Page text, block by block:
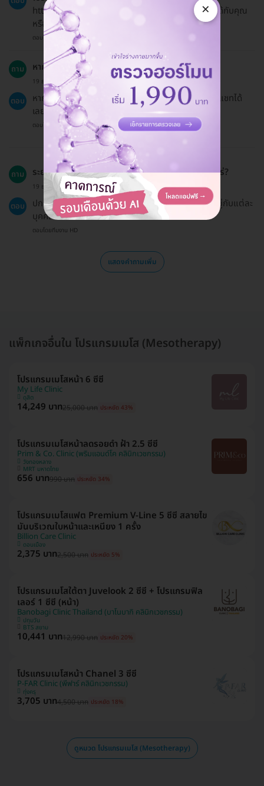
https://hdmall.co.th/c/reward เพื่อดูว่ามีอะไรที่ใช้ได้กับคุณ
หรือไม่
ตอบโดยทีมงาน HD
ถาม หากมีปัญหาหรือข้อสงสัยเพิ่มเติมควรทำอย่างไร?
19 ธ.ค. 2024
ตอบ
หากมีคำถามเพิ่มเติมสามารถติดต่อทีมบริการลูกค้าผ่านแชทได้
เลยค่ะ
ตอบโดยทีมงาน HD
ถาม ระยะเวลาในการฟื้นตัวหลังการฉีดเมโสแฟตนานเท่าไหร่?
19 ธ.ค. 2024
ตอบ
ปกติแล้วจะใช้เวลาในการฟื้นตัวประมาณ 1 สัปดาห์ ขึ้นอยู่กับแต่ละ
บุคคล
ตอบโดยทีมงาน HD
แสดงคำถามเพิ่ม
แพ็กเกจอื่นใน โปรแกรมเมโส (Mesotherapy)
โปรแกรมเมโสหน้า 6 ซีซี
My Life Clinic
ดุสิต
14,249 บาท25,000 บาท ประหยัด 43%
โปรแกรมเมโสหน้าลดรอยดำ ฝ้า 2.5 ซีซี
Prim & Co. Clinic (พริมแอนด์โค คลินิกเวชกรรม)
วังทองหลาง
MRT มหาดไทย
656 บาท990 บาท ประหยัด 34%
โปรแกรมเมโสแฟต Premium V-Line 5 ซีซี สลายไข
มันบริเวณใบหน้าและเหนียง 1 ครั้ง
Billion Care Clinic
ดอนเมือง
2,375 บาท2,500 บาท ประหยัด 5%
โปรแกรมเมโสใต้ตา Juvelook 2 ซีซี + โปรแกรมฟิล
เลอร์ 1 ซีซี (หน้า)
Banobagi Clinic Thailand (บาโนบากิ คลินิกเวชกรรม)
ปทุมวัน
BTS สยาม
10,441 บาท12,990 บาท ประหยัด 20%
โปรแกรมเมโสหน้า Chanel 3 ซีซี
P-FAR Clinic (พีฟาร์ คลินิกเวชกรรม)
ทุ่งครุ
3,705 บาท4,500 บาท ประหยัด 18%
ดูหมวด โปรแกรมเมโส (Mesotherapy)
×